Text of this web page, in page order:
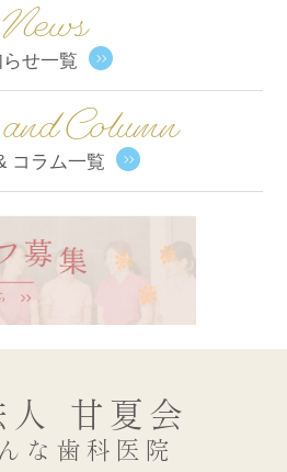
News
せ一覧
Column
コラム一覧
人 甘夏会
な歯科医院